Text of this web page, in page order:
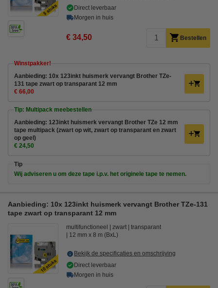
Direct leverbaar
Morgen in huis
€ 34,50 Bestellen
Winstpakker!
Aanbieding: 10x 123inkt huismerk vervangt Brother TZe-
131 tape zwart op transparant 12 mm
€ 66,00
Tip: Multipack meebestellen
Aanbieding: 123inkt huismerk vervangt Brother TZe 12 mm
tape multipack (zwart op wit, zwart op transparant en zwart
op geel)
€ 24,50
Tip
Wij adviseren u om deze tape i.p.v. het originele tape te nemen.
Aanbieding: 10x 123inkt huismerk vervangt Brother TZe-131
tape zwart op transparant 12 mm
multifunctioneel zwart
transparant
12 mm x 8 m (BxL)
Bekijk de specificaties en omschrijving
Direct leverbaar
Morgen in huis